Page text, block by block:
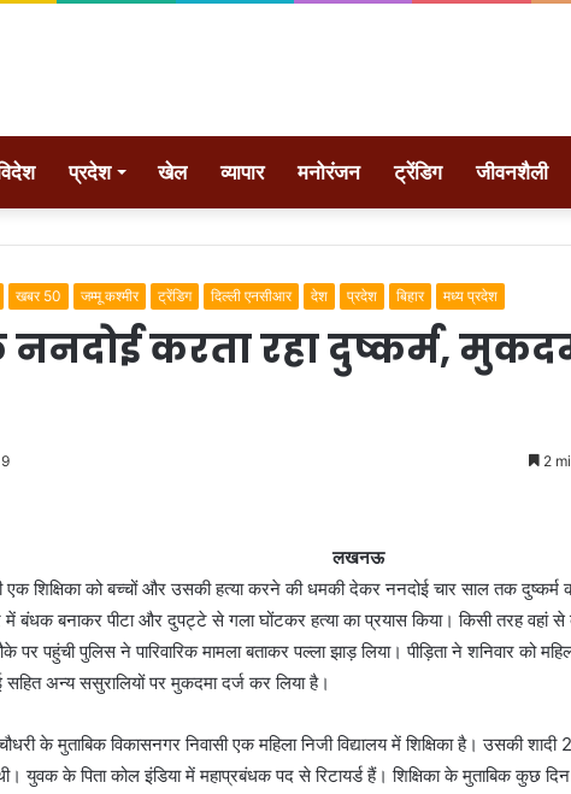
प्रदेश खेल व्यापार मनोरंजन ट्रेंडिग जीवनशैली
खबर 50 जम्मू कश्मीर ट्रेंडिग दिल्ली एनसीआर देश प्रदेश बिहार मध्य प्रदेश
करता रहा दुष्कर्म,
2
लखनऊ
एक शिक्षिका को बच्चों और उसकी हत्या करने की धमकी देकर ननदोई चार साल तक दुष्कर्म
बंधक बनाकर पीटा और दुपट्टे से गला घोंटकर हत्या का प्रयास किया। किसी तरह वहां
पहुंची पुलिस ने पारिवारिक मामला बताकर पल्ला झाड़ लिया। पीड़िता ने शनिवार को
अन्य ससुरालियों पर मुकदमा दर्ज कर लिया है।
चौधरी के मुताबिक विकासनगर निवासी एक महिला निजी विद्यालय में शिक्षिका है। उसकी
युवक के पिता कोल इंडिया में महाप्रबंधक पद से रिटायर्ड हैं। शिक्षिका के मुताबिक कुछ